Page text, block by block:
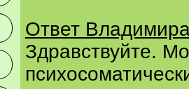
Ответ
Здравствуйте.